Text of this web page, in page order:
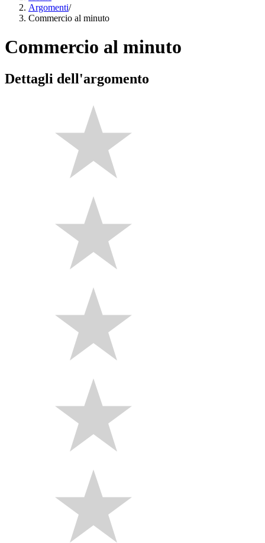
Argomenti/
Commercio al minuto
Commercio al minuto
Dettagli dell'argomento